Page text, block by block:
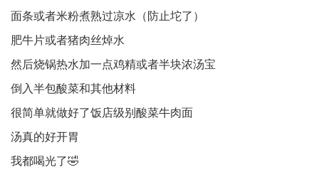
面条或者米粉煮熟过凉水（防止坨了）
肥牛片或者猪肉丝焯水
然后烧锅热水加一点鸡精或者半块浓汤宝
倒入半包酸菜和其他材料
很简单就做好了饭店级别酸菜牛肉面
汤真的好开胃
我都喝光了🤣